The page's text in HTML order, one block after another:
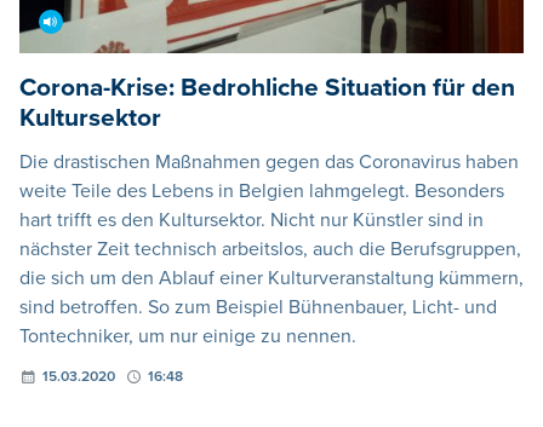
Corona-Krise: Bedrohliche Situation für den
Kultursektor
Die drastischen Maßnahmen gegen das Coronavirus haben
weite Teile des Lebens in Belgien lahmgelegt. Besonders
hart trifft es den Kultursektor. Nicht nur Künstler sind in
nächster Zeit technisch arbeitslos, auch die Berufsgruppen,
die sich um den Ablauf einer Kulturveranstaltung kümmern,
sind betroffen. So zum Beispiel Bühnenbauer, Licht- und
Tontechniker, um nur einige zu nennen.
15.03.2020 16:48